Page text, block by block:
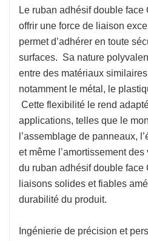
Le ruban adhésif double face
offrir une force de liaison
permet d’adhérer en toute
surfaces. Sa nature
entre des matériaux
notamment le métal, le
Cette flexibilité le rend
applications, telles que le
l’assemblage de panneaux,
et même l’amortissement
du ruban adhésif double face
liaisons solides et fiables
durabilité du produit.
Ingénierie de précision et